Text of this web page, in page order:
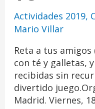
Actividades 2019,
Mario Villar
Reta a tus
con té y galletas,
recibidas sin
divertido
Madrid. Viernes,